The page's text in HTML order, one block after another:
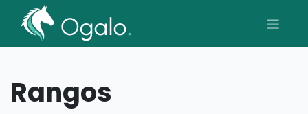
Rangos